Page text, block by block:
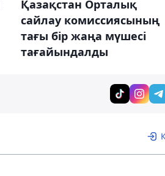
Қазақстан Орталық
сайлау комиссиясының
тағы бір жаңа мүшесі
тағайындалды